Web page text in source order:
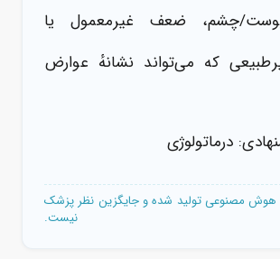
چشم، ضعف غیرمعمول یا
که می‌تواند نشانهٔ عوارض
درماتولوژی
مصنوعی تولید شده و جایگزین نظر پزشک
نیست.